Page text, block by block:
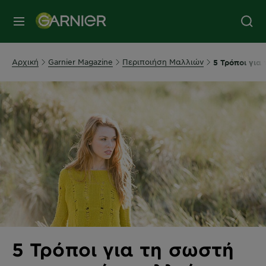
MENU
Αρχική Garnier Magazine Περιποιήση Μαλλιών 5 Τρόποι
5 Τρόποι για τη σωστή